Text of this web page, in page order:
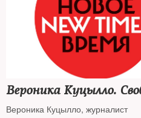
Вероника Куцылло.
Вероника Куцылло, журналист